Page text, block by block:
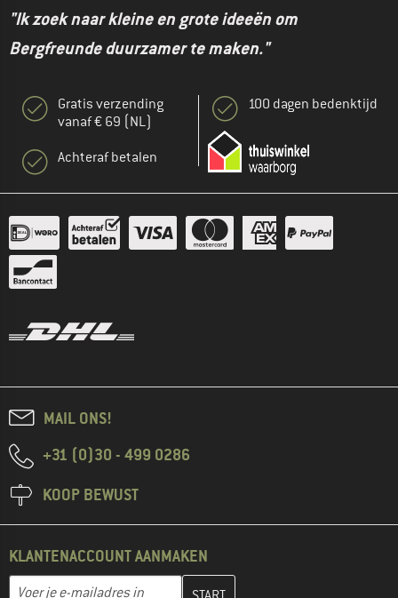
"Ik zoek naar kleine en grote ideeën om
Bergfreunde duurzamer te maken."
Gratis verzending
vanaf € 69 (NL)
Achteraf betalen
100 dagen bedenktijd
MAIL ONS!
+31 (0)30 - 499 0286
KOOP BEWUST
KLANTENACCOUNT AANMAKEN
E-mailadres
Vul je e-mailadres hier in en maak in de volgende stap je